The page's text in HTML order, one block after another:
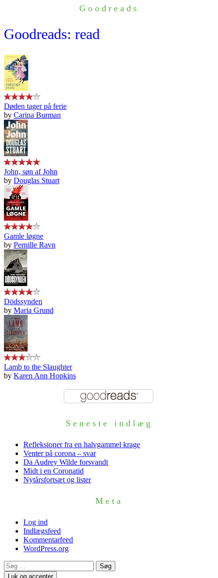
Goodreads
Goodreads: read
Døden tager på ferie
by Carina Burman
John, søn af John
by Douglas Stuart
Gamle løgne
by Pernille Ravn
Dödssynden
by Maria Grund
Lamb to the Slaughter
by Karen Ann Hopkins
Seneste indlæg
Refleksioner fra en halvgammel krage
Venter på corona – svar
Da Audrey Wilde forsvandt
Midt i en Coronatid
Nytårsfortsæt og lister
Meta
Log ind
Indlægsfeed
Kommentarfeed
WordPress.org
Søg
efter: